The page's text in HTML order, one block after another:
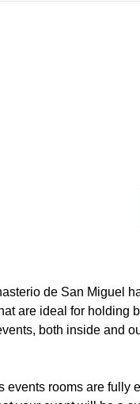
de San Miguel
are ideal for holding
both inside and
events rooms are fully